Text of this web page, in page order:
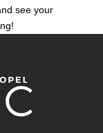
see your